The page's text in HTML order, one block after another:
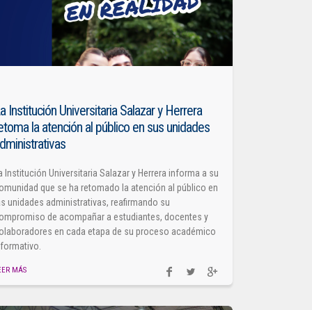
Institución Universitaria Salazar y Herrera
la atención al público en sus unidades
Institución Universitaria Salazar y Herrera informa a su
que se ha retomado la atención al público en
unidades administrativas, reafirmando su
de acompañar a estudiantes, docentes y
en cada etapa de su proceso académico
MÁS